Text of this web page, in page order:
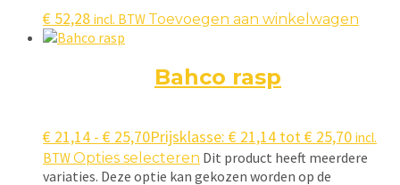
€ 52,28 incl. BTW Toevoegen aan winkelwagen
Bahco rasp
€ 21,14 - € 25,70Prijsklasse: € 21,14 tot € 25,70 incl.
BTWOpties selecteren Dit product heeft meerdere
variaties. Deze optie kan gekozen worden op de